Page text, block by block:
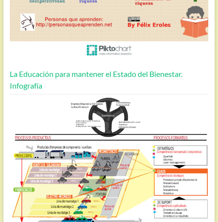
La Educación para mantener el Estado del Bienestar.
Infografía